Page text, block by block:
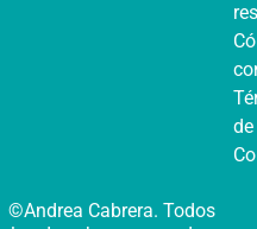
©Andrea Cabrera. Todos